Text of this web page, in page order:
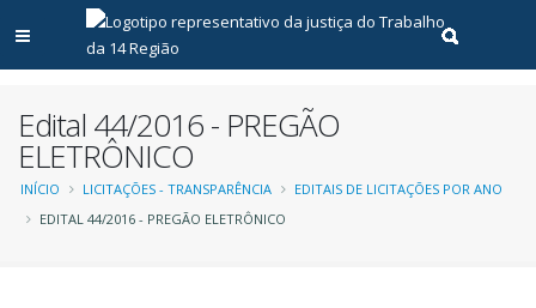
Abrir menu principal
Realizar
Edital 44/2016 - PREGÃO
ELETRÔNICO
Trilha
INÍCIO LICITAÇÕES - TRANSPARÊNCIA
EDITAIS DE LICITAÇÕES POR ANO
EDITAL 44/2016 - PREGÃO ELETRÔNICO